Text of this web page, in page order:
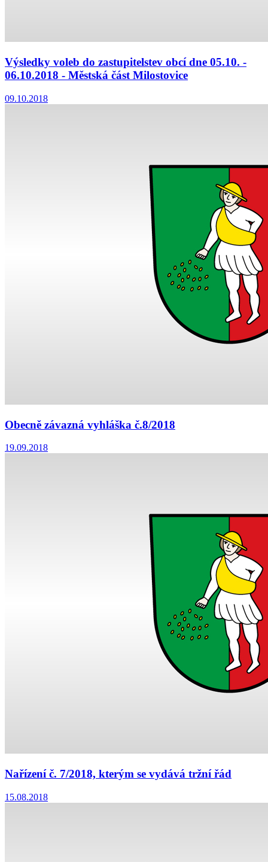
Výsledky voleb do zastupitelstev obcí dne 05.10. -
06.10.2018 - Městská část Milostovice
09.10.2018
Obecně závazná vyhláška č.8/2018
19.09.2018
Nařízení č. 7/2018, kterým se vydává tržní řád
15.08.2018